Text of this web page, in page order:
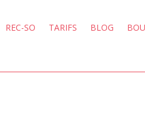
REC-SO TARIFS BLOG